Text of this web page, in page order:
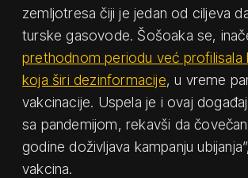
zemljotresa čiji je jedan od ciljeva
turske gasovode. Šošoaka se,
prethodnom periodu već profilisala
koja širi dezinformacije, u vreme
vakcinacije. Uspela je i ovaj
sa pandemijom, rekavši da
godine doživljava kampanju
vakcina.